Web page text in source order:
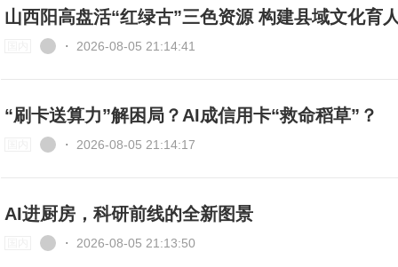
山西阳高盘活“红绿古”三色资源 构建县
⋅ 2026-08-05 21:14:41
“刷卡送算力”解困局？AI成信用卡“救命稻草”？
⋅ 2026-08-05 21:14:17
AI进厨房，科研前线的全新图景
⋅ 2026-08-05 21:13:50